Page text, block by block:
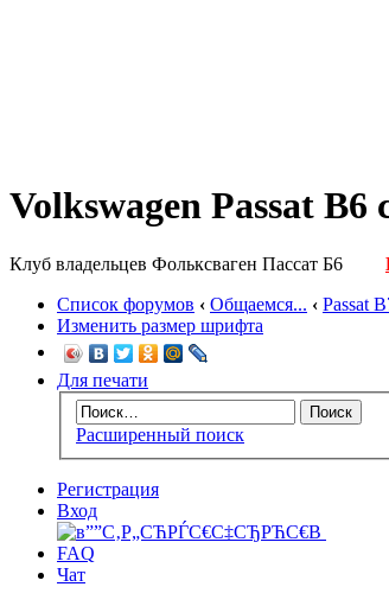
Volkswagen Passat B6
Клуб владельцев Фольксваген Пассат Б6
Список форумов ‹ Общаемся... ‹ Passat
Изменить размер шрифта
Для печати
Расширенный поиск
Регистрация
Вход
FAQ
Чат